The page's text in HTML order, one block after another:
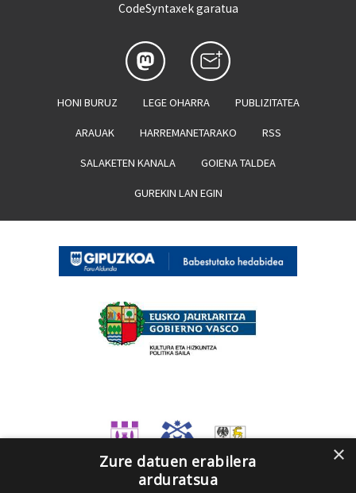
CodeSyntaxek garatua
HONI BURUZ LEGE OHARRA PUBLIZITATEA
ARAUAK HARREMANETARAKO RSS
SALAKETEN KANALA GOIENA TALDEA
GUREKIN LAN EGIN
×
Zure datuen erabilera
arduratsua